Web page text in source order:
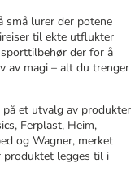
små lurer der potene
til ekte utflukter
der for å
av magi – alt du trenger
et utvalg av produkter
Ferplast, Heim,
og Wagner, merket
produktet legges til i